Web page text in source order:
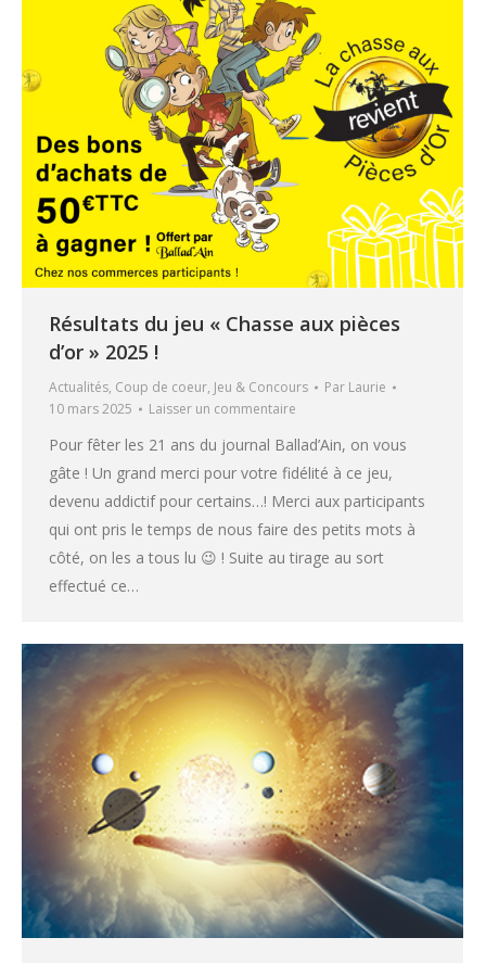
Résultats du jeu « Chasse aux pièces
d’or » 2025 !
Actualités, Coup de coeur, Jeu & Concours Par Laurie
10 mars 2025
Laisser un commentaire
Pour fêter les 21 ans du journal Ballad’Ain, on vous
gâte ! Un grand merci pour votre fidélité à ce jeu,
devenu addictif pour certains…! Merci aux participants
qui ont pris le temps de nous faire des petits mots à
côté, on les a tous lu 😉 ! Suite au tirage au sort
effectué ce…